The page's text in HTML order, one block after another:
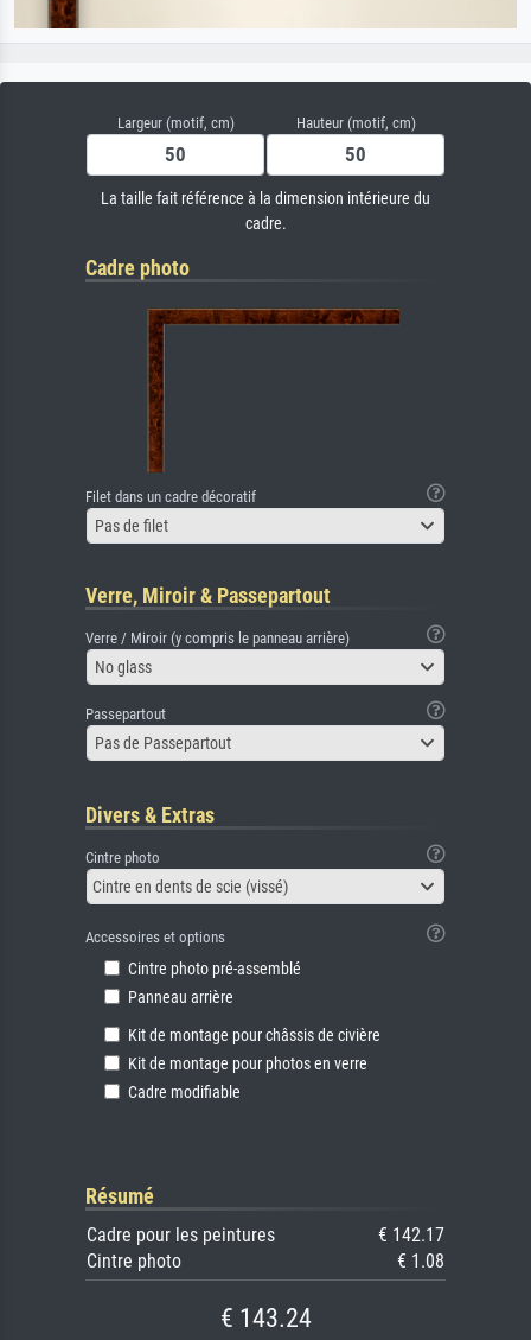
Largeur (motif, cm) Hauteur (motif, cm)
La taille fait référence à la dimension intérieure du
cadre.
Cadre photo
Filet dans un cadre décoratif
Pas de filet
Verre, Miroir & Passepartout
Verre / Miroir (y compris le panneau arrière)
No glass
Passepartout
Pas de Passepartout
Divers & Extras
Cintre photo
Cintre en dents de scie (vissé)
Accessoires et options
Cintre photo pré-assemblé
Panneau arrière
Kit de montage pour châssis de civière
Kit de montage pour photos en verre
Cadre modifiable
Résumé
Cadre pour les peintures
€ 142.17
Cintre photo
€ 1.08
€ 143.24